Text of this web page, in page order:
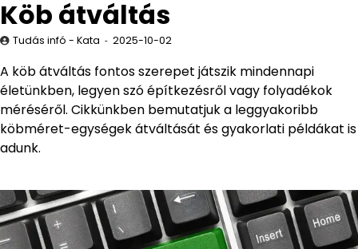
Köb átváltás
Tudás infó - Kata 2025-10-02
A köb átváltás fontos szerepet játszik mindennapi
életünkben, legyen szó építkezésről vagy folyadékok
méréséről. Cikkünkben bemutatjuk a leggyakoribb
köbméret-egységek átváltását és gyakorlati példákat is
adunk.